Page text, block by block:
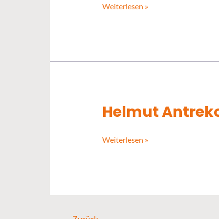
Weiterlesen »
Helmut
Helmut
Weiterlesen »